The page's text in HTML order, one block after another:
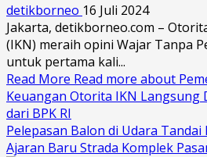
detikborneo 16 Juli 2024
Jakarta, detikborneo.com –
(IKN) meraih opini Wajar Tanpa
untuk pertama kali...
Read More Read more about
Keuangan Otorita IKN Langsung
dari BPK RI
Pelepasan Balon di Udara
Ajaran Baru Strada Komplek